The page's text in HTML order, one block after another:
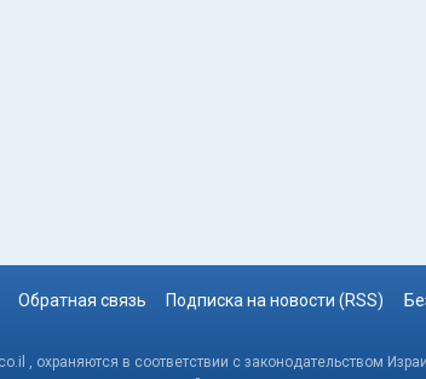
Обратная связь Подписка на новости (RSS)
, охраняются в соответствии с законодательством